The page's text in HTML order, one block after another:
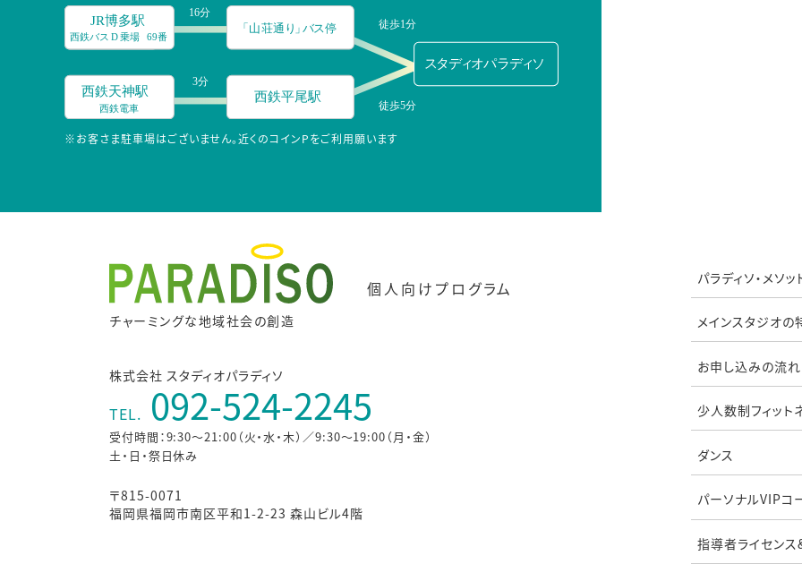
※お客さま駐車場はございません。近くのコインPをご利用願います
チャーミングな地域社会の創造
個人向けプログラム
株式会社 スタディオパラディソ
TEL. 092-524-2245
受付時間：9:30～21:00（火・水・木）／9:30～19:00（月・金）
土・日・祭日休み
〒815-0071
福岡県福岡市南区平和1-2-23 森山ビル4階
パラディソ・メソッ
メインスタジオの
お申し込みの流れ
少人数制フィット
ダンス
パーソナルVIPコ
指導者ライセン